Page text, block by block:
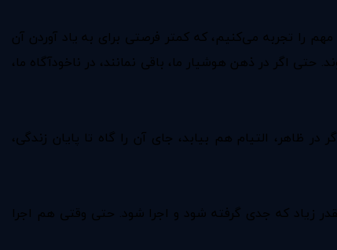
را تجربه می‌کنیم، که کمتر فرصتی برای به یاد آوردن آن
اگر در ذهن هوشیار ما، باقی نمانند، در ناخودآگاه ما،
ظاهر، التیام هم بیابد، جای آن را گاه تا پایان زندگی،
زیاد که جدی گرفته شود و اجرا شود. حتی وقتی هم اجرا